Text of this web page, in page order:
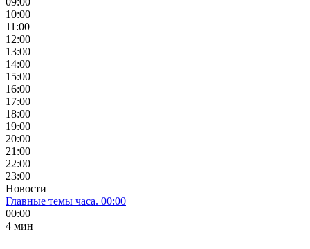
10:00
11:00
12:00
13:00
14:00
15:00
16:00
17:00
18:00
19:00
20:00
21:00
22:00
23:00
Новости
Главные темы часа. 00:00
00:00
4 мин